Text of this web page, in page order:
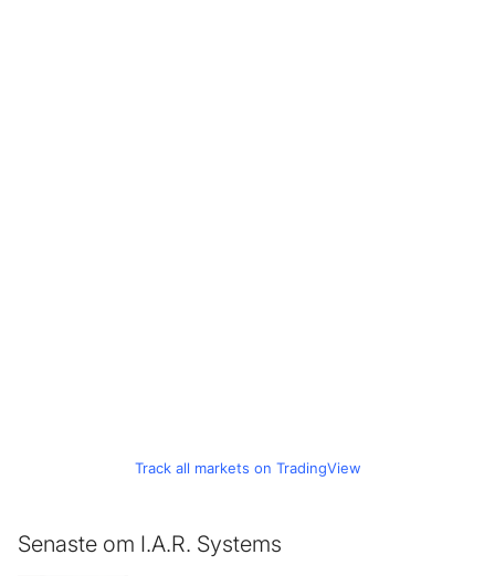
Track all markets on TradingView
Senaste om I.A.R. Systems